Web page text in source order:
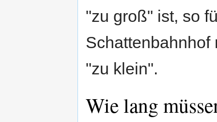
"zu groß" ist, so
Schattenbahnhof
"zu klein".
Wie lang